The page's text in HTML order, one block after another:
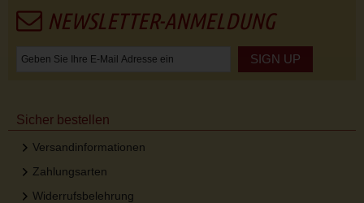
NEWSLETTER-ANMELDUNG
SIGN UP
Sicher bestellen
Versandinformationen
Zahlungsarten
Widerrufsbelehrung